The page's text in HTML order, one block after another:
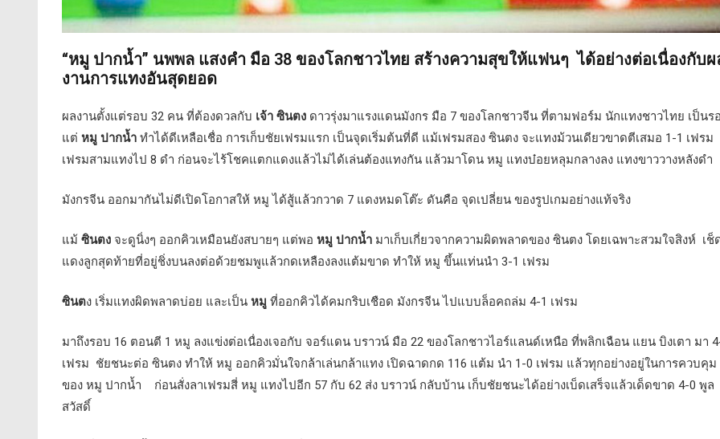
“หมู ปากน้ำ” นพพล แสงคำ มือ 38 ของโลกชาวไทย สร้างความสุขให้แฟนๆ ได้อย่างต่อเนื่องกับผ
งานการแทงอันสุดยอด
ผลงานตั้งแต่รอบ 32 คน ที่ต้องดวลกับ เจ้า ซินตง ดาวรุ่งมาแรงแดนมังกร มือ 7 ของโลกชาวจีน ที่ตามฟอร์ม นักแทงชาวไทย เป็นร
แต่ หมู ปากน้ำ ทำได้ดีเหลือเชื่อ การเก็บชัยเฟรมแรก เป็นจุดเริ่มต้นที่ดี แม้เฟรมสอง ซินตง จะแทงม้วนเดียวขาดตีเสมอ 1-1 เฟรม
เฟรมสามแทงไป 8 ดำ ก่อนจะไร้โชคแตกแดงแล้วไม่ได้เล่นต้องแทงกัน แล้วมาโดน หมู แทงบ๋อยหลุมกลางลง แทงขาววางหลังดำ
มังกรจีน ออกมากันไม่ดีเปิดโอกาสให้ หมู ได้สู้แล้วกวาด 7 แดงหมดโต๊ะ ดันคือ จุดเปลี่ยน ของรูปเกมอย่างแท้จริง
แม้ ซินตง จะดูนิ่งๆ ออกคิวเหมือนยังสบายๆ แต่พอ หมู ปากน้ำ มาเก็บเกี่ยวจากความผิดพลาดของ ซินตง โดยเฉพาะสวมใจสิงห์ เช็
แดงลูกสุดท้ายที่อยู่ชิ่งบนลงต่อด้วยชมพูแล้วกดเหลืองลงแต้มขาด ทำให้ หมู ขึ้นแท่นนำ 3-1 เฟรม
ซินตง เริ่มแทงผิดพลาดบ่อย และเป็น หมู ที่ออกคิวได้คมกริบเชือด มังกรจีน ไปแบบล็อคถล่ม 4-1 เฟรม
มาถึงรอบ 16 ตอนตี 1 หมู ลงแข่งต่อเนื่องเจอกับ จอร์แดน บราวน์ มือ 22 ของโลกชาวไอร์แลนด์เหนือ ที่พลิกเฉือน แยน บิงเตา มา
เฟรม ชัยชนะต่อ ซินตง ทำให้ หมู ออกคิวมั่นใจกล้าเล่นกล้าแทง เปิดฉาดกด 116 แต้ม นำ 1-0 เฟรม แล้วทุกอย่างอยู่ในการควบคุม
ของ หมู ปากน้ำ ก่อนสั่งลาเฟรมสี่ หมู แทงไปอีก 57 กับ 62 ส่ง บราวน์ กลับบ้าน เก็บชัยชนะได้อย่างเบ็ดเสร็จแล้วเด็ดขาด 4-0 พูล
สวัสดิ์